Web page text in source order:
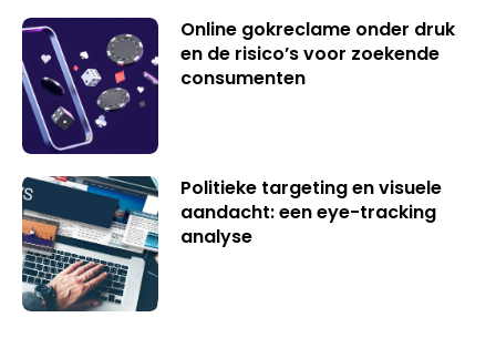
Online gokreclame onder druk
en de risico’s voor zoekende
consumenten
Politieke targeting en visuele
aandacht: een eye-tracking
analyse